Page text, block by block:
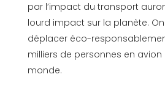
par l’impact du transport
lourd impact sur la planète.
déplacer éco-
milliers de personnes en
monde.